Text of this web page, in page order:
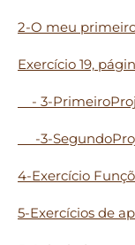
2-O meu
Exercício 19,
- 3-
-3-
4-Exercício
5-Exercícios de